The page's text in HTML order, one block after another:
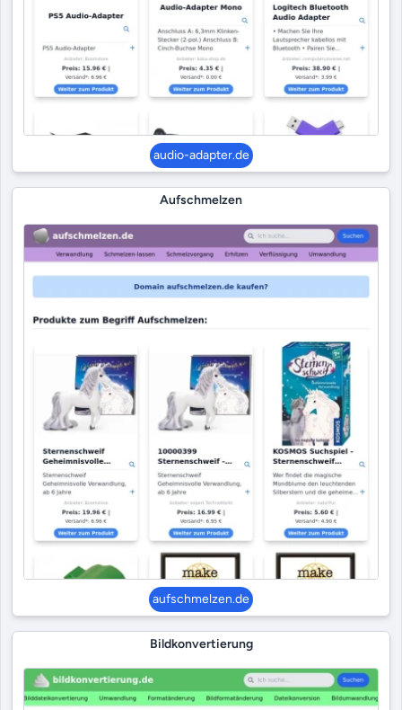
audio-adapter.de
Aufschmelzen
aufschmelzen.de
Bildkonvertierung